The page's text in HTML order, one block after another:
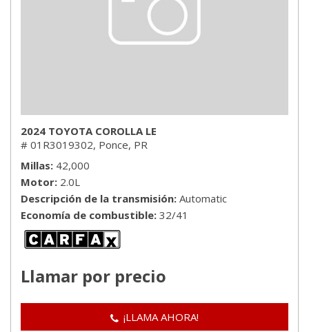
2024 TOYOTA COROLLA LE
# 01R3019302, Ponce, PR
Millas 42,000
Motor 2.0L
Descripción de la transmisión Automatic
Economía de combustible 32/41
Llamar por precio
¡LLAMA AHORA!